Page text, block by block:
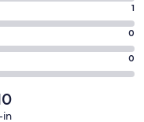
1
0
0
in